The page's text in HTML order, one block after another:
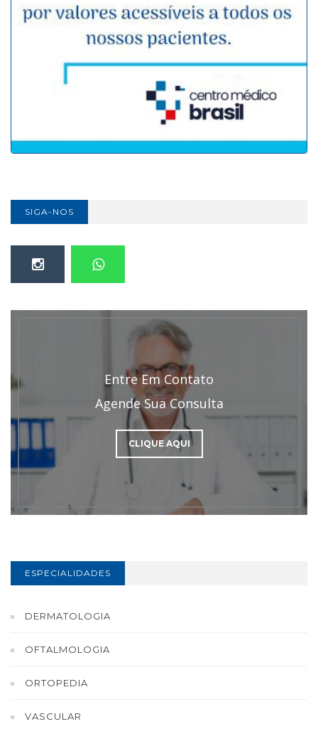
SIGA-NOS
Entre Em Contato
Agende Sua Consulta
CLIQUE AQUI
ESPECIALIDADES
DERMATOLOGIA
OFTALMOLOGIA
ORTOPEDIA
VASCULAR